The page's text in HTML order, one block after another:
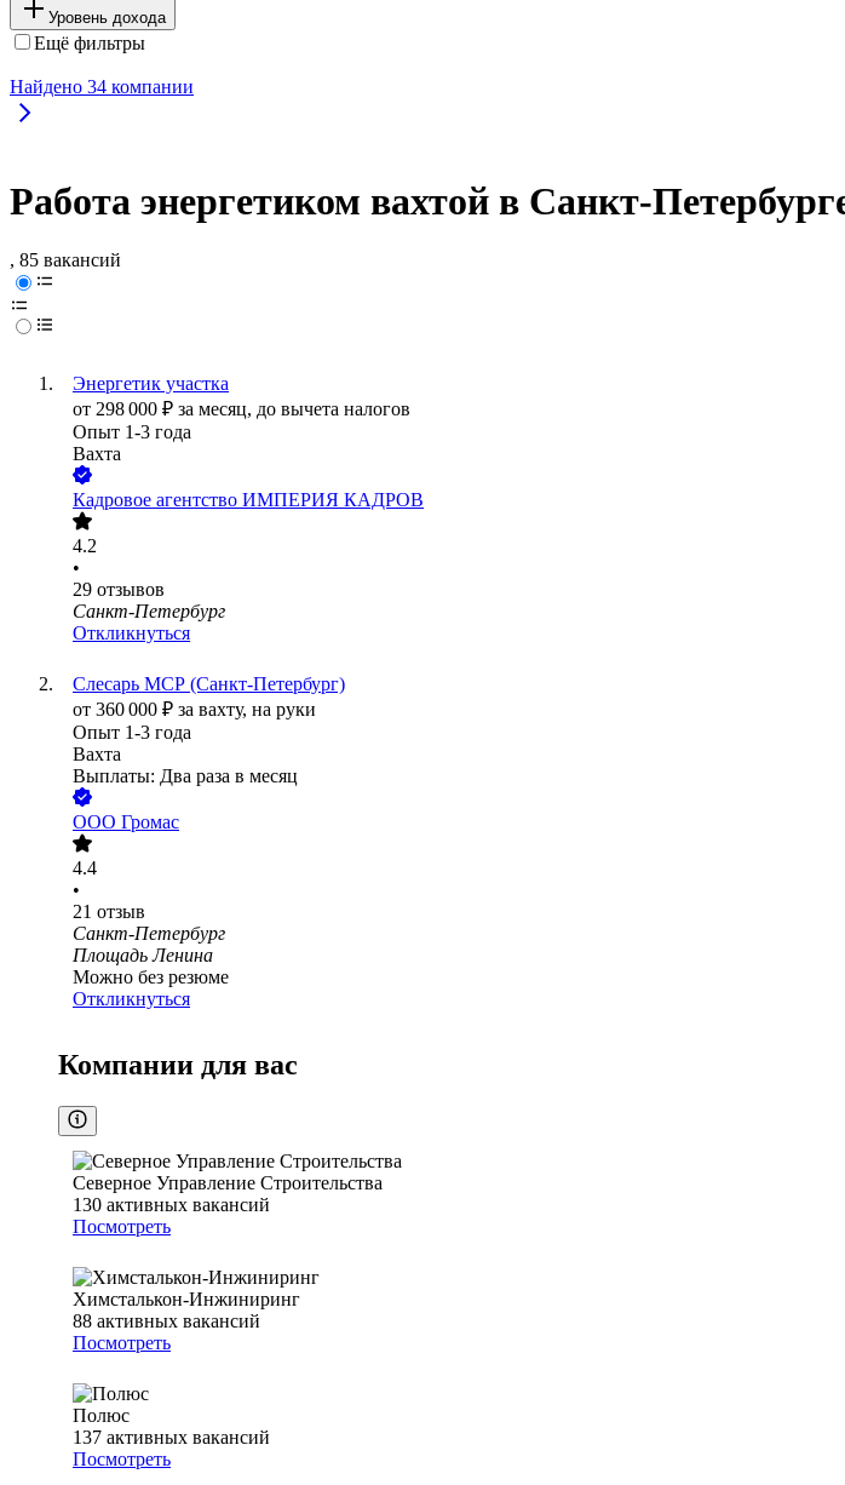
Уровень дохода
Ещё фильтры
Найдено 34 компании
Работа энергетиком вахтой в Санкт-
, 85 вакансий
Энергетик участка
от 298 000 ₽ за месяц, до вычета налогов
Опыт 1-3 года
Вахта
Кадровое агентство ИМПЕРИЯ КАДРОВ
4.2
•
29 отзывов
Санкт-Петербург
Откликнуться
Слесарь МСР (Санкт-Петербург)
от 360 000 ₽ за вахту, на руки
Опыт 1-3 года
Вахта
Выплаты: Два раза в месяц
ООО Громас
4.4
•
21 отзыв
Санкт-Петербург
Площадь Ленина
Можно без резюме
Откликнуться
Компании для вас
Северное Управление Строительства
130 активных вакансий
Посмотреть
Химсталькон-Инжиниринг
88 активных вакансий
Посмотреть
Полюс
137 активных вакансий
Посмотреть